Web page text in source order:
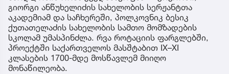
გიორგი ანწუხელიძის სახელობის სერჟანტთა
აკადემიამ და საჩხერეში, პოლკოვნიკ ბესიკ
ქუთათელაძის სახელობის სამთო მომზადების
სკოლამ უმასპინძლა. რვა როტაციის ფარგლებში,
პროექტში საქართველოს მასშტაბით IX–XI
კლასების 1700-მდე მოსწავლემ მიიღო
მონაწილეობა.